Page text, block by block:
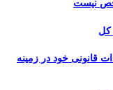
قانونی خود در زمینه